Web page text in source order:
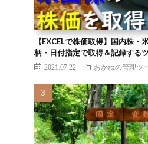
【EXCELで株価取得】国内株・
柄・日付指定で取得＆記録する
2021.07.22 おかねの管理ツ